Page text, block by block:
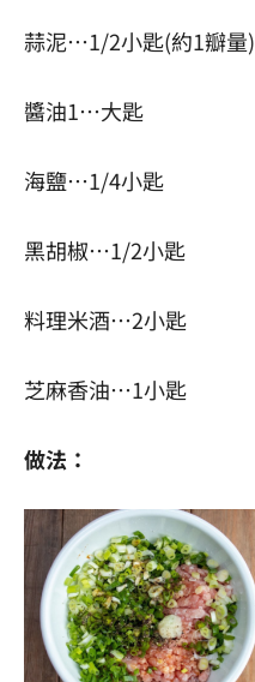
蒜泥…1/2小匙(約1瓣量)
醬油1…大匙
海鹽…1/4小匙
黑胡椒…1/2小匙
料理米酒…2小匙
芝麻香油…1小匙
做法：